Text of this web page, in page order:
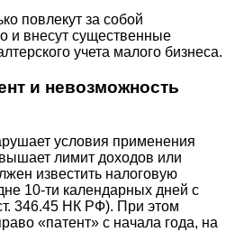
повлекут за собой
и внесут существенные
учета малого бизнеса.
и невозможность
условия применения
лимит доходов или
известить налоговую
10-ти календарных дней с
346.45 НК РФ). При этом
«патент» с начала года, на